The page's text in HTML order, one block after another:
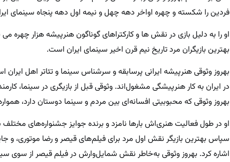
فردین را شکسته و چهره اواخر دهه چهل و نیمه اول دهه پنجاه سینمای
او را به دلیل بازی در نقش ها و کارکتراهای گوناگون هنرپیشه هزار چهره
بهترین بازیگران مرد تاریخ نیم قرن اخیر سینمای ایران است.
بهروز وثوقی هنرپیشه ایرانی پرسابقه و سرشناس سینما و تئاتر اهل
در ایران به کار هنرپیشگی مشغول‌اند. وثوقی قبل از بازیگری در سینما،
بهروز وثوقی که محبوبیتی افسانه‌ای بین مردم و سینما دوستان دارد،
او در طول فعالیت هنری‌اش بارها نامزد و برنده جوایز جشنواره‌های
سپاس بهترین بازیگر نقش اول مرد برای فیلم‌های قیصر و رضا موتوری، و
اشاره کرد. بهروز وثوقی به‌خاطر نقش شمایل‌وارش در فیلم قیصر از سوی